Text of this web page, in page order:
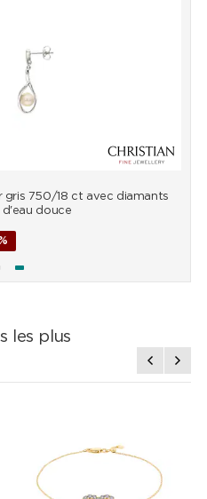
gris 750/18 ct avec diamants
d'eau douce
les plus